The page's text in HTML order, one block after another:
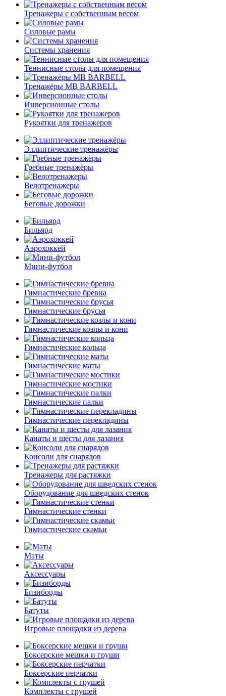
Тренажеры с собственным весом
Силовые рамы
Системы хранения
Теннисные столы для помещения
Тренажёры MB BARBELL
Инверсионные столы
Рукоятки для тренажеров
Эллиптические тренажёры
Гребные тренажёры
Велотренажеры
Беговые дорожки
Бильярд
Аэрохоккей
Мини-футбол
Гимнастические бревна
Гимнастические брусья
Гимнастические козлы и кони
Гимнастические кольца
Гимнастические маты
Гимнастические мостики
Гимнастические палки
Гимнастические перекладины
Канаты и шесты для лазания
Консоли для снарядов
Тренажеры для растяжки
Оборудование для шведских стенок
Гимнастические стенки
Гимнастические скамьи
Маты
Аксессуары
Бизиборды
Батуты
Игровые площадки из дерева
Боксерские мешки и груши
Боксерские перчатки
Комплекты с грушей